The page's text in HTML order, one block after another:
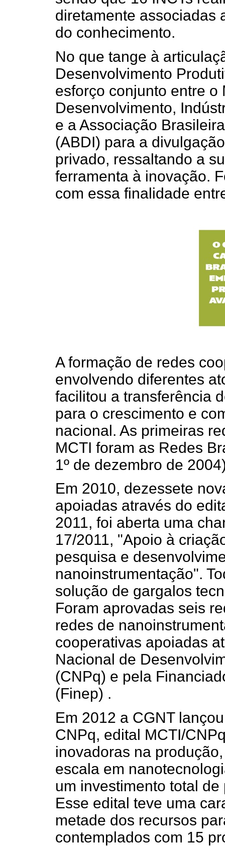
diretamente associadas
do conhecimento.
No que tange à
Desenvolvimento
esforço conjunto entre o
Desenvolvimento,
e a Associação
(ABDI) para a
privado, ressaltando a
ferramenta à inovação.
com essa finalidade
A formação de redes
envolvendo diferentes
facilitou a transferência
para o crescimento e
nacional. As primeiras
MCTI foram as Redes
1º de dezembro de
Em 2010, dezessete
apoiadas através do
2011, foi aberta uma
17/2011, "Apoio à
pesquisa e
nanoinstrumentação".
solução de gargalos
Foram aprovadas seis
redes de
cooperativas apoiadas
Nacional de
(CNPq) e pela
(Finep) .
Em 2012 a CGNT
CNPq, edital MCTI/
inovadoras na
escala em
um investimento total
Esse edital teve uma
metade dos recursos
contemplados com 15